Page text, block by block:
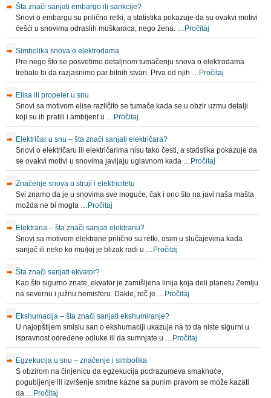
Šta znači sanjati embargo ili sankcije?
Snovi o embargu su prilično retki, a statistika pokazuje da su ovakvi motivi
ćešći u snovima odraslih muškaraca, nego žena. …Pročitaj
Simbolika snova o elektrodama
Pre nego što se posvetimo detaljnom tumačenju snova o elektrodama
trebalo bi da razjasnimo par bitnih stvari. Prva od njih …Pročitaj
Elisa ili propeler u snu
Snovi sa motivom elise različito se tumače kada se u obzir uzmu detalji
koji su ih pratili i ambijent u …Pročitaj
Električar u snu – šta znači sanjati električara?
Snovi o električaru ili električarima nisu tako česti, a statistika pokazuje da
se ovakvi motivi u snovima javljaju uglavnom kada …Pročitaj
Značenje snova o struji i elektricitetu
Svi znamo da je u snovima sve moguće, čak i ono što na javi naša mašta
možda ne bi mogla …Pročitaj
Elektrana – šta znači sanjati elektranu?
Snovi sa motivom elektrane prilično su retki, osim u slučajevima kada
sanjač ili neko ko mu/joj je blizak radi u …Pročitaj
Šta znači sanjati ekvator?
Kao što sigurno znate, ekvator je zamišljena linija koja deli planetu Zemlju
na severnu i južnu hemisferu. Dakle, reč je …Pročitaj
Ekshumacija – šta znači sanjati ekshumiranje?
U najopštijem smislu san o ekshumaciji ukazuje na to da niste sigurni u
ispravnost određene odluke ili da sumnjate u …Pročitaj
Egzekucija u snu – značenje i simbolika
S obzirom na činjenicu da egzekucija podrazumeva smaknuće,
pogubljenje ili izvršenje smrtne kazne sa punim pravom se može kazati
da …Pročitaj